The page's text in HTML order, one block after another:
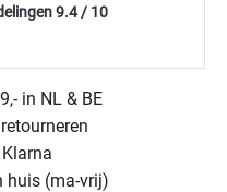
9.4 / 10
in NL & BE
huis (ma-vrij)